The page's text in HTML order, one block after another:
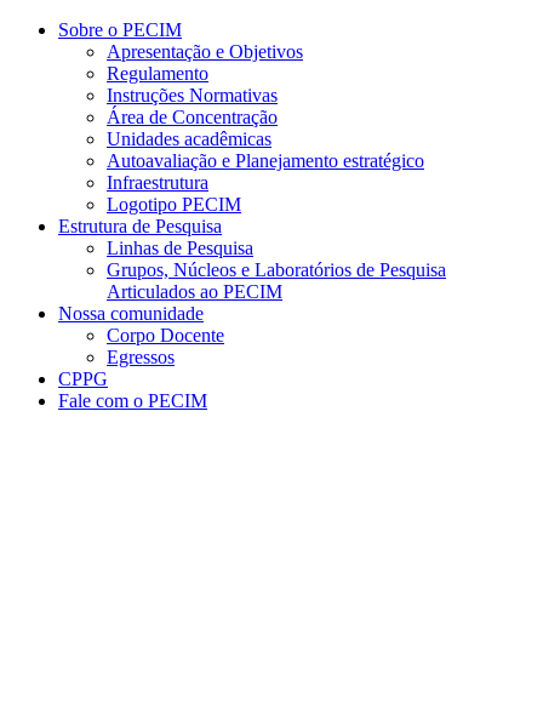
Conteúdo principal Menu principal
Sobre o PECIM
Apresentação e Objetivos
Regulamento
Instruções Normativas
Área de Concentração
Unidades acadêmicas
Autoavaliação e Planejamento estratégico
Infraestrutura
Logotipo PECIM
Estrutura de Pesquisa
Linhas de Pesquisa
Grupos, Núcleos e Laboratórios de Pesquisa
Articulados ao PECIM
Nossa comunidade
Corpo Docente
Egressos
CPPG
Fale com o PECIM